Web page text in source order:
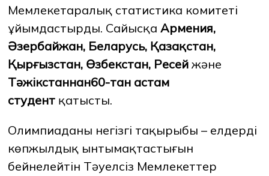
Мемлекетаралық статистика комитеті
ұйымдастырды. СайысқаАрмения,
Әзербайжан, Беларусь, Қазақстан,
Қырғызстан, Өзбекстан, Ресей және
Тәжікстаннан60-тан астам
студент қатысты.
Олимпиаданың негізгі тақырыбы – елдердің
көпжылдық ынтымақтастығын
бейнелейтін Тәуелсіз Мемлекеттер